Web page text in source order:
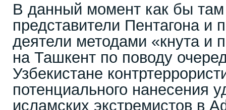
В данный момент как бы
представители Пентагона и
деятели методами «кнута и
на Ташкент по поводу
Узбекистане
потенциального нанесения
исламских экстремистов в